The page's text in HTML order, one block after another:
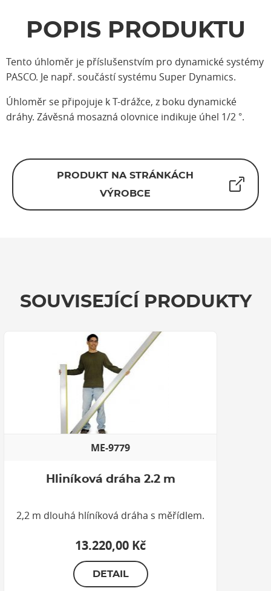
POPIS PRODUKTU
Tento úhloměr je příslušenstvím pro dynamické systémy
PASCO. Je např. součástí systému Super Dynamics.
Úhloměr se připojuje k T-drážce, z boku dynamické
dráhy. Závěsná mosazná olovnice indikuje úhel 1/2 °.
PRODUKT NA STRÁNKÁCH
VÝROBCE
SOUVISEJÍCÍ PRODUKTY
ME-9779
Hliníková dráha 2.2 m
2,2 m dlouhá hlíníková dráha s měřídlem.
13.220,00 Kč
DETAIL